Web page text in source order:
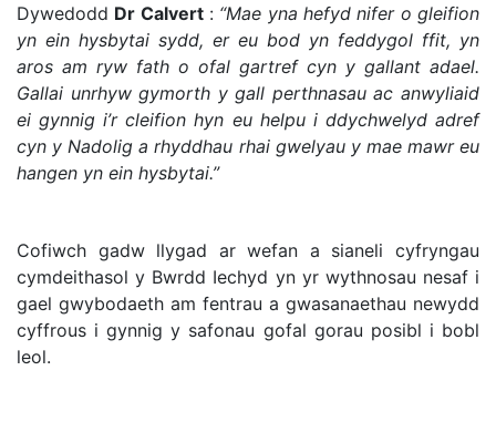
Dywedodd Dr Calvert: “Mae yna hefyd nifer o gleifion
yn ein hysbytai sydd, er eu bod yn feddygol ffit, yn
aros am ryw fath o ofal gartref cyn y gallant adael.
Gallai unrhyw gymorth y gall perthnasau ac anwyliaid
ei gynnig i’r cleifion hyn eu helpu i ddychwelyd adref
cyn y Nadolig a rhyddhau rhai gwelyau y mae mawr eu
hangen yn ein hysbytai.”
Cofiwch gadw llygad ar wefan a sianeli cyfryngau
cymdeithasol y Bwrdd Iechyd yn yr wythnosau nesaf i
gael gwybodaeth am fentrau a gwasanaethau newydd
cyffrous i gynnig y safonau gofal gorau posibl i bobl
leol.